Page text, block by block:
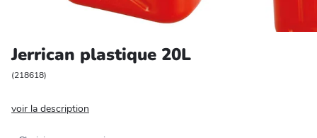
Entretien et rangement
Animalerie
Bricolage et auto
Jerrican plastique 20L
(218618)
voir la description